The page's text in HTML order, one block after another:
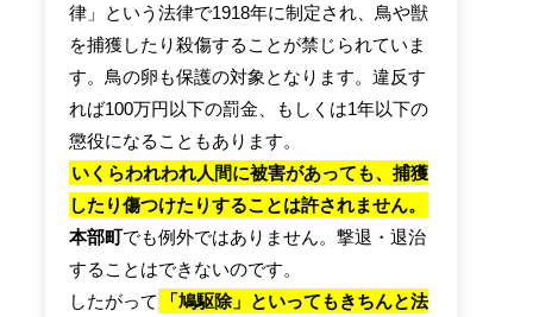
律」という法律で1918年に制定され、鳥や獣
を捕獲したり殺傷することが禁じられていま
す。鳥の卵も保護の対象となります。違反す
れば100万円以下の罰金、もしくは1年以下の
懲役になることもあります。
いくらわれわれ人間に被害があっても、捕獲
したり傷つけたりすることは許されません。
本部町でも例外ではありません。撃退・退治
することはできないのです。
したがって
「鳩駆除」といってもきちんと法